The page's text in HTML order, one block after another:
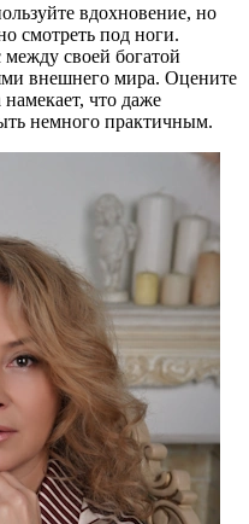
вдохновение, но
смотреть под ноги.
своей богатой
внешнего мира. Оцените
что даже
немного практичным.